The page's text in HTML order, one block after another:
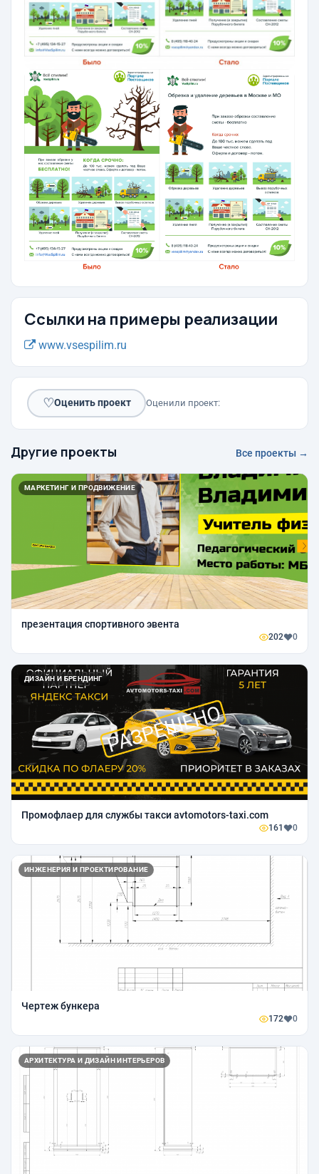
Ссылки на примеры реализации
www.vsespilim.ru
♡Оценить проект Оценили проект:
Другие проекты Все проекты →
МАРКЕТИНГ И ПРОДВИЖЕНИЕ
презентация спортивного эвента
202 0
ДИЗАЙН И БРЕНДИНГ
Промофлаер для службы такси avtomotors-taxi.com
161 0
ИНЖЕНЕРИЯ И ПРОЕКТИРОВАНИЕ
Чертеж бункера
172 0
АРХИТЕКТУРА И ДИЗАЙН ИНТЕРЬЕРОВ